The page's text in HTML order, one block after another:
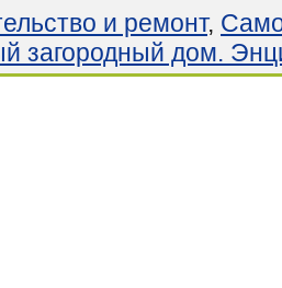
и ремонт,
загородный дом.